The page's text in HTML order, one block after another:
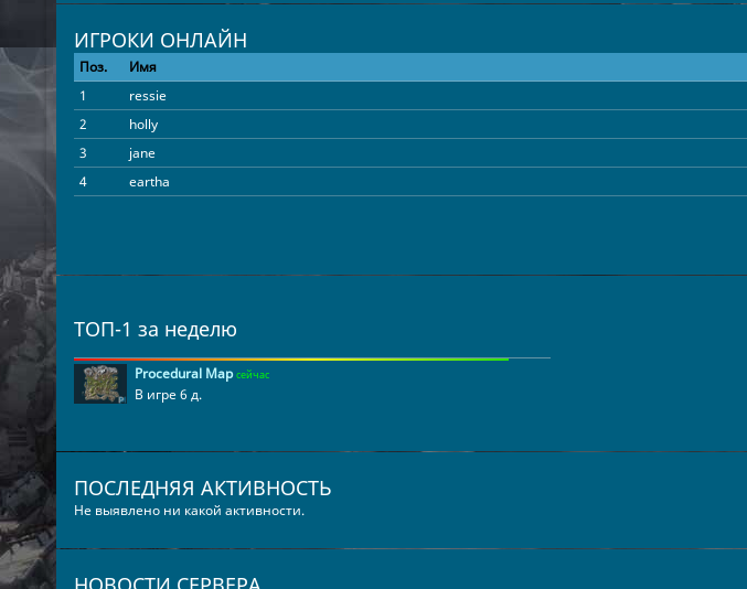
ИГРОКИ ОНЛАЙН
Поз. Имя
1
ressie
2
holly
3
jane
4
eartha
ТОП-1 за неделю
Procedural Map сейчас
В игре 6 д.
ПОСЛЕДНЯЯ АКТИВНОСТЬ
Не выявлено ни какой активности.